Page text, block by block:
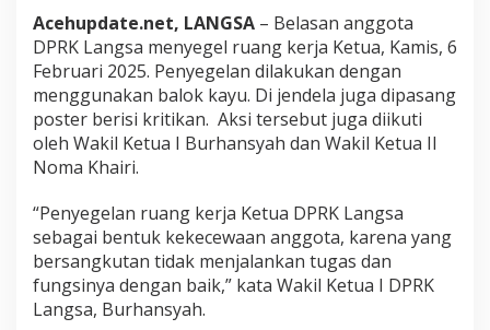
t
u
a
D
P
R
K
g
s
a
D
s
Acehupdate.net, LANGSA – Belasan anggota
DPRK Langsa menyegel ruang kerja Ketua, Kamis, 6
Februari 2025. Penyegelan dilakukan dengan
menggunakan balok kayu. Di jendela juga dipasang
poster berisi kritikan. Aksi tersebut juga diikuti
oleh Wakil Ketua I Burhansyah dan Wakil Ketua II
Noma Khairi.
“Penyegelan ruang kerja Ketua DPRK Langsa
sebagai bentuk kekecewaan anggota, karena yang
bersangkutan tidak menjalankan tugas dan
fungsinya dengan baik,” kata Wakil Ketua I DPRK
Langsa, Burhansyah.